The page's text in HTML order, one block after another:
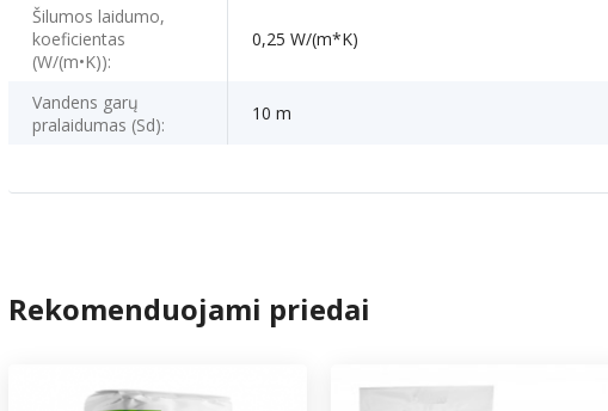
Šilumos laidumo,
koeficientas
(W/(m•K)):
0,25 W/(m*K)
Vandens garų
pralaidumas (Sd):
10 m
Rekomenduojami priedai